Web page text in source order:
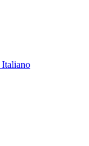
Italiano